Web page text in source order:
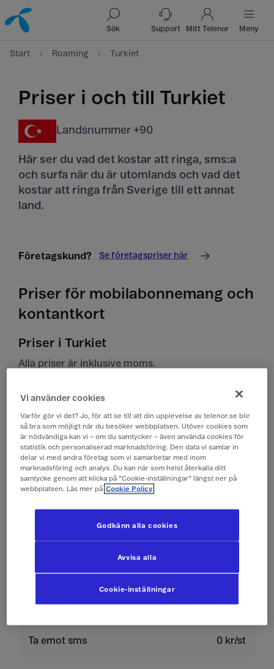
Till innehåll
Till sök
Sök Support Mitt Telenor Meny
Start Roaming Turkiet
Priser i och till Turkiet
Landsnummer +90
Här ser du vad det kostar att ringa, sms:a
och surfa när du är utomlands och vad det
kostar att ringa från Sverige till ett annat
land.
Företagskund? Se företagspriser här
Priser för mobilabonnemang och
kontantkort
Priser i Turkiet
Alla priser är inklusive moms.
Surfa med
abonnemang
Som hemma*
Surfa med kontantkort
99 kr/dygn (1 GB)
(Surfpass)
Ringa och ta emot
samtal
Ringa röstbrevlåda 19 kr/min
Skicka sms 4 kr/st
Skicka mms 10 kr/st
Ta emot sms 0 kr/st
Vi använder cookies
Varför gör vi det? Jo, för att se till att din upplevelse av telenor.se blir
så bra som möjligt när du besöker webbplatsen. Utöver cookies som
är nödvändiga kan vi – om du samtycker – även använda cookies för
statistik och personaliserad marknadsföring. Den data vi samlar in
delar vi med andra företag som vi samarbetar med inom
marknadsföring och analys. Du kan när som helst återkalla ditt
samtycke genom att klicka på ”Cookie-inställningar” längst ner på
webbplatsen. Läs mer på Cookie Policy
Cookie-inställningar
Avvisa alla
Godkänn alla cookies